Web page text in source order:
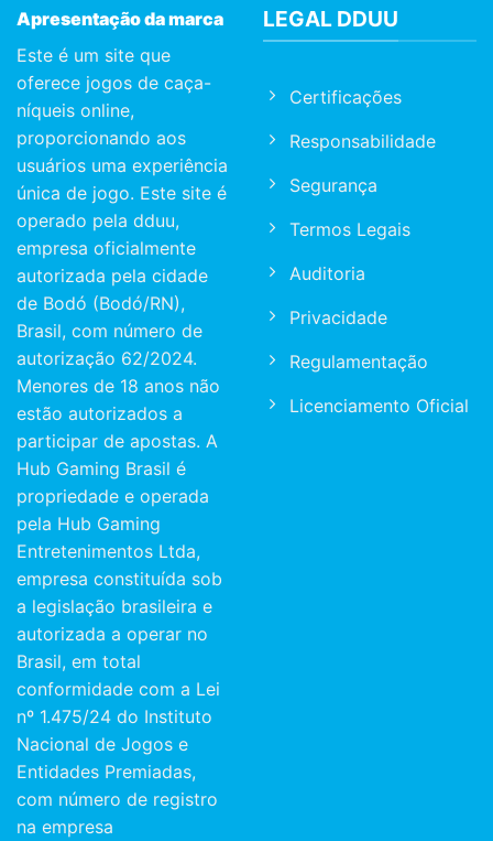
Apresentação da marca
Este é um site que
oferece jogos de caça-
níqueis online,
proporcionando aos
usuários uma experiência
única de jogo. Este site é
operado pela dduu,
empresa oficialmente
autorizada pela cidade
de Bodó (Bodó/RN),
Brasil, com número de
autorização 62/2024.
Menores de 18 anos não
estão autorizados a
participar de apostas. A
Hub Gaming Brasil é
propriedade e operada
pela Hub Gaming
Entretenimentos Ltda,
empresa constituída sob
a legislação brasileira e
autorizada a operar no
Brasil, em total
conformidade com a Lei
nº 1.475/24 do Instituto
Nacional de Jogos e
Entidades Premiadas,
com número de registro
na empresa
LEGAL DDUU
Certificações
Responsabilidade
Segurança
Termos Legais
Auditoria
Privacidade
Regulamentação
Licenciamento Oficial